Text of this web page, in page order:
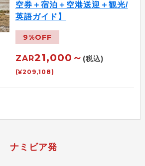
空券＋宿泊＋空港送迎＋観光/
英語ガイド】
9%OFF
ZAR21,000～ (税込)
(¥209,108)
ナミビア発